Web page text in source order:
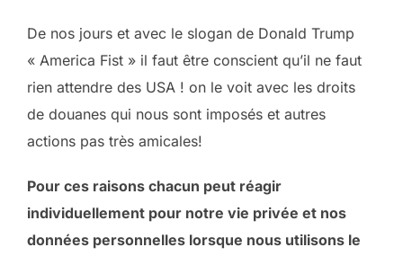
De nos jours et avec le slogan de Donald Trump
« America Fist » il faut être conscient qu’il ne faut
rien attendre des USA ! on le voit avec les droits
de douanes qui nous sont imposés et autres
actions pas très amicales!
Pour ces raisons chacun peut réagir
individuellement pour notre vie privée et nos
données personnelles lorsque nous utilisons le